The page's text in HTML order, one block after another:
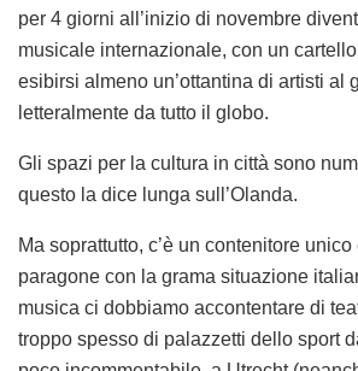
per 4 giorni all’inizio di novembre
musicale internazionale, con un
esibirsi almeno un’ottantina di artisti al
letteralmente da tutto il globo.
Gli spazi per la cultura in città sono
questo la dice lunga sull’Olanda.
Ma soprattutto, c’è un contenitore
paragone con la grama situazione
musica ci dobbiamo accontentare di
troppo spesso di palazzetti dello sport